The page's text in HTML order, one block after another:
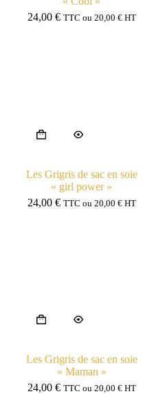
24,00 € TTC ou 20,00 €HT
Les Grigris de sac en soie
« girl power »
24,00 € TTC ou 20,00 €HT
Les Grigris de sac en soie
« Maman »
24,00 € TTC ou 20,00 €HT